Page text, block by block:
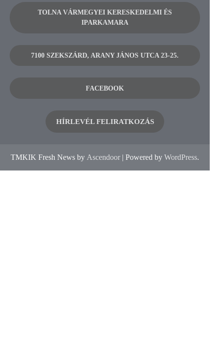
TOLNA VÁRMEGYEI KERESKEDELMI ÉS
IPARKAMARA
7100 SZEKSZÁRD, ARANY JÁNOS UTCA 23-25.
FACEBOOK
HÍRLEVÉL FELIRATKOZÁS
TMKIK Fresh News by Ascendoor | Powered by WordPress.